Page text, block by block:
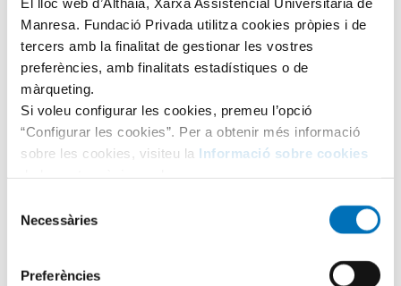
Manresa. Fundació Privada utilitza cookies pròpies i de
tercers amb la finalitat de gestionar les vostres
preferències, amb finalitats estadístiques o de
màrqueting.
Si voleu configurar les cookies, premeu l’opció
“Configurar les cookies”. Per a obtenir més informació
sobre les cookies, visiteu la Informació sobre cookies
Necessàries
Preferències
24 d'abril de 2024
Testimonis Benestar emocional